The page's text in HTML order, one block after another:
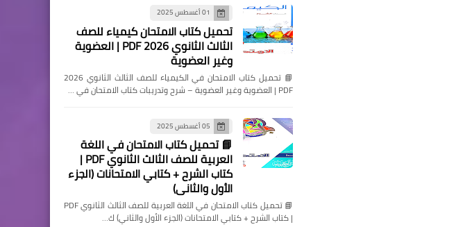
01 أغسطس 2025
تحميل كتاب الامتحان كيمياء للصف
الثالث الثانوي 2026 PDF | العضوية
وغير العضوية
📘 تحميل كتاب الامتحان في الكيمياء للصف الثالث الثانوي 2026
PDF | العضوية وغير العضوية – شرح وتدريبات كتاب الامتحان في …
05 أغسطس 2025
📘 تحميل كتاب الامتحان في اللغة
العربية للصف الثالث الثانوي PDF |
كتاب الشرح + كتابي الامتحانات (الجزء
الأول والثاني)
📘 تحميل كتاب الامتحان في اللغة العربية للصف الثالث الثانوي PDF
| كتاب الشرح + كتابي الامتحانات (الجزء الأول والثاني) ك…